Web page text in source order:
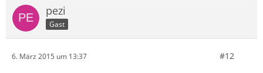
pezi
Gast
6. März 2015 um 13:37 #12